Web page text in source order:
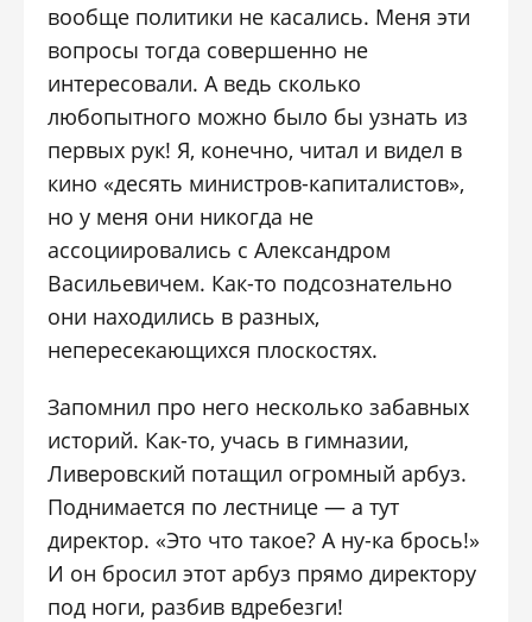
вообще политики не касались. Меня эти
вопросы тогда совершенно не
интересовали. А ведь сколько
любопытного можно было бы узнать из
первых рук! Я, конечно, читал и видел в
кино «десять министров-капиталистов»,
но у меня они никогда не
ассоциировались с Александром
Васильевичем. Как-то подсознательно
они находились в разных,
непересекающихся плоскостях.
Запомнил про него несколько забавных
историй. Как-то, учась в гимназии,
Ливеровский потащил огромный арбуз.
Поднимается по лестнице — а тут
директор. «Это что такое? А ну-ка брось!»
И он бросил этот арбуз прямо директору
под ноги, разбив вдребезги!